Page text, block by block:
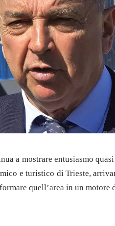
a mostrare entusiasmo
e turistico di Trieste,
quell’area in un